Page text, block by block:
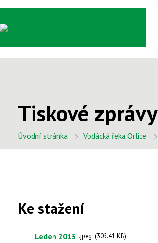
Tiskové zprávy
Úvodní stránka Vodácká řeka Orlice
Ke stažení
Leden 2013 jpeg 305.41 KB